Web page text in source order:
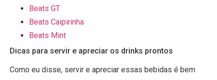
Beats GT
Beats Caipirinha
Beats Mint
Dicas para servir e apreciar os drinks prontos
Como eu disse, servir e apreciar essas bebidas é bem